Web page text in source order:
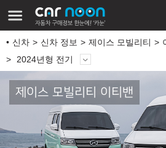
신차 신차 정보 제이스 모빌리티
2024년형 전기
제이스 모빌리티 이티밴